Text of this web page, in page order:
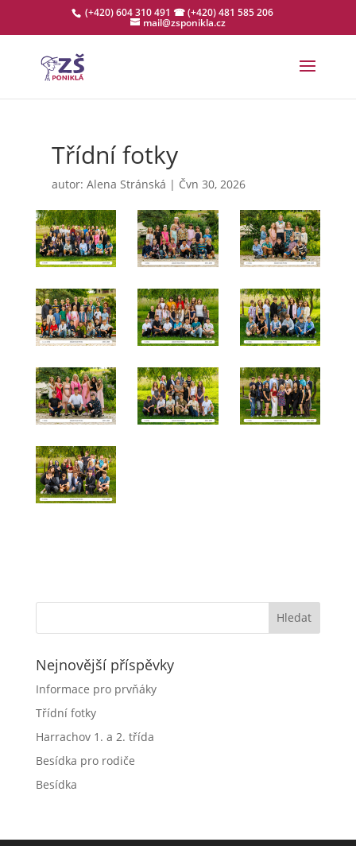
(+420) 604 310 491 ☎ (+420) 481 585 206
mail@zsponikla.cz
Třídní fotky
autor: Alena Stránská | Čvn 30, 2026
Nejnovější příspěvky
Informace pro prvňáky
Třídní fotky
Harrachov 1. a 2. třída
Besídka pro rodiče
Besídka